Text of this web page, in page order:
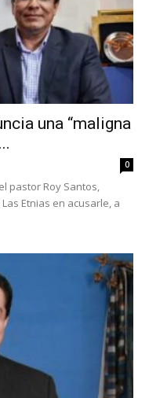
una “maligna
0
pastor Roy Santos,
Etnias en acusarle, a